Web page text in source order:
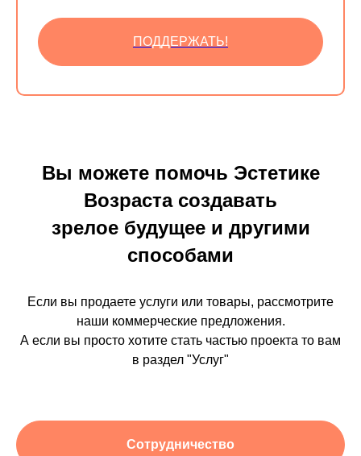
ПОДДЕРЖАТЬ!
Вы можете помочь Эстетике
Возраста создавать
зрелое будущее и другими
способами
Если вы продаете услуги или товары, рассмотрите
наши коммерческие предложения.
А если вы просто хотите стать частью проекта то вам
в раздел "Услуг"
Сотрудничество